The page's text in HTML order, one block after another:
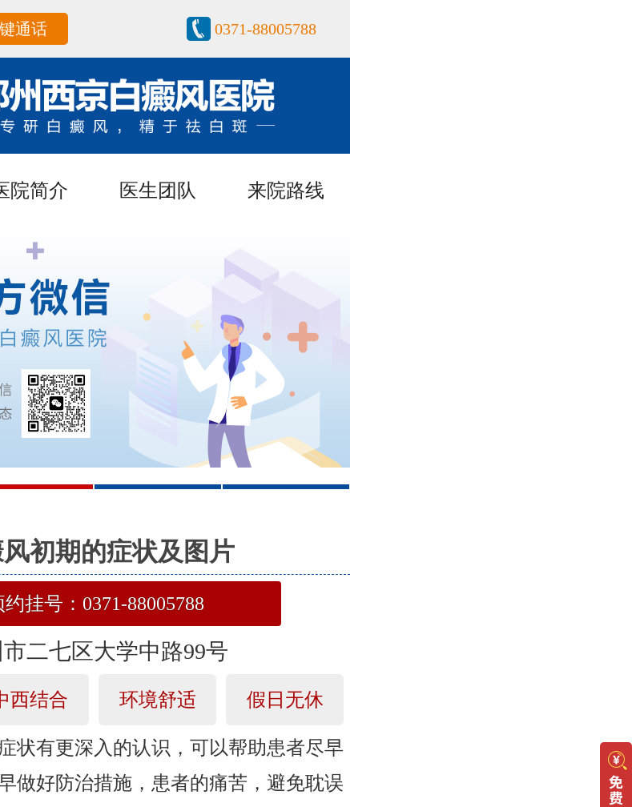
通话 0371-88005788
院简介 医生团队 来院路线
2 3 4
初期的症状及图片
约挂号：0371-88005788
二七区大学中路99号
西结合 环境舒适 假日无休
有更深入的认识，可以帮助患者尽早
做好防治措施，患者的痛苦，避免耽误